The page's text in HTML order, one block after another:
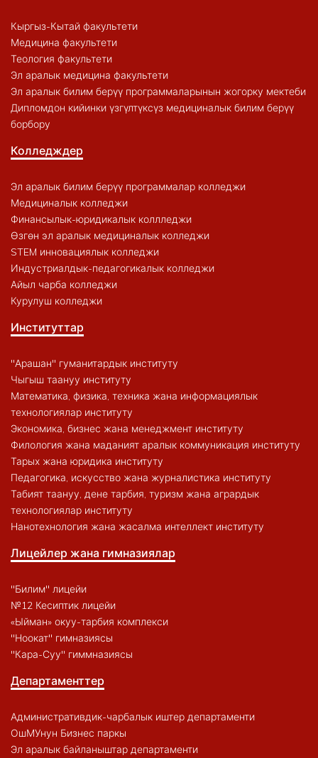
Кыргыз-Кытай факультети
Медицина факультети
Теология факультети
Эл аралык медицина факультети
Эл аралык билим берүү программаларынын жогорку мектеби
Дипломдон кийинки үзгүлтүксүз медициналык билим берүү
борбору
Колледждер
Эл аралык билим берүү программалар колледжи
Медициналык колледжи
Финансылык-юридикалык коллледжи
Өзгөн эл аралык медициналык колледжи
STEM инновациялык колледжи
Индустриалдык-педагогикалык колледжи
Айыл чарба колледжи
Курулуш колледжи
Институттар
"Арашан" гуманитардык институту
Чыгыш таануу институту
Математика, физика, техника жана информациялык
технологиялар институту
Экономика, бизнес жана менеджмент институту
Филология жана маданият аралык коммуникация институту
Тарых жана юридика институту
Педагогика, искусство жана журналистика институту
Табият таануу, дене тарбия, туризм жана агрардык
технологиялар институту
Нанотехнология жана жасалма интеллект институту
Лицейлер жана гимназиялар
"Билим" лицейи
№12 Кесиптик лицейи
«Ыйман» окуу-тарбия комплекси
"Ноокат" гимназиясы
"Кара-Суу" гиммназиясы
Департаменттер
Административдик-чарбалык иштер департаменти
ОшМУнун Бизнес паркы
Эл аралык байланыштар департаменти